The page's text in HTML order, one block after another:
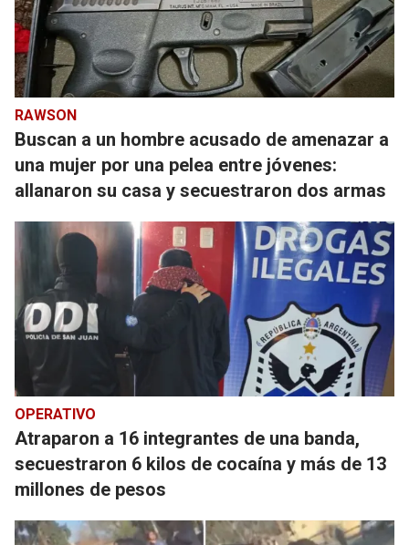
RAWSON
Buscan a un hombre acusado de amenazar a
una mujer por una pelea entre jóvenes:
allanaron su casa y secuestraron dos armas
OPERATIVO
Atraparon a 16 integrantes de una banda,
secuestraron 6 kilos de cocaína y más de 13
millones de pesos